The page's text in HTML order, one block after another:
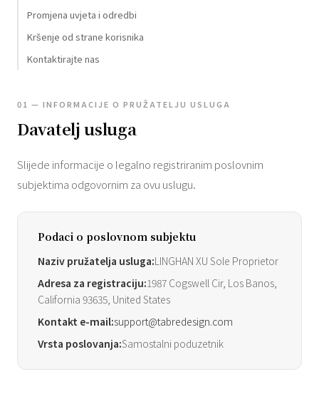
Promjena uvjeta i odredbi
Kršenje od strane korisnika
Kontaktirajte nas
01 — INFORMACIJE O PRUŽATELJU USLUGA
Davatelj usluga
Slijede informacije o legalno registriranim poslovnim
subjektima odgovornim za ovu uslugu.
Podaci o poslovnom subjektu
Naziv pružatelja usluga:LINGHAN XU Sole Proprietor
Adresa za registraciju:1987 Cogswell Cir, Los Banos,
California 93635, United States
Kontakt e-mail:support@tabredesign.com
Vrsta poslovanja:Samostalni poduzetnik